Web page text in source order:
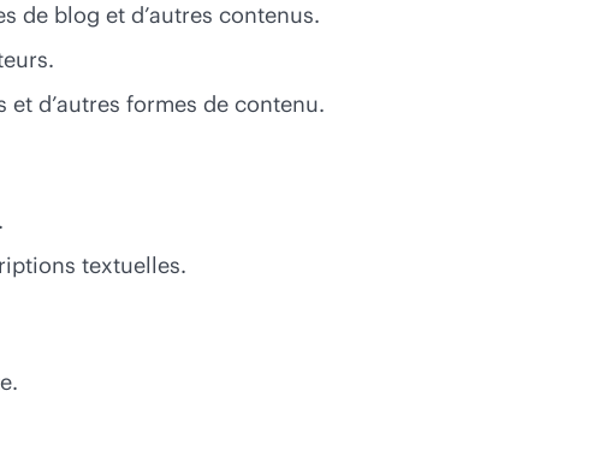
de blog et d’autres contenus.
d’autres formes de contenu.
textuelles.